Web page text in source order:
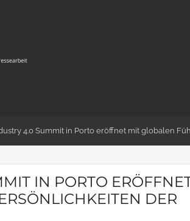
4.0 Summit in Porto eröffnet mit globalen
IN PORTO
DER